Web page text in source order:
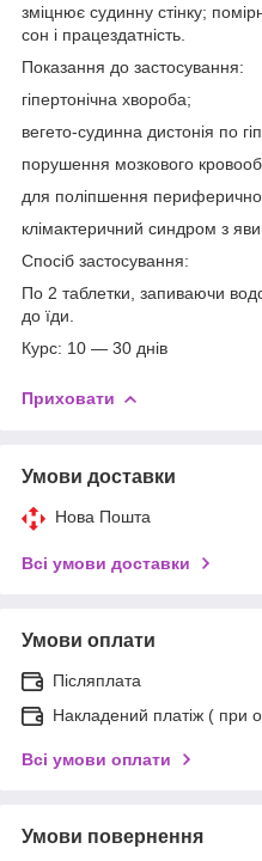
зміцнює судинну стінку;
сон і працездатність.
Показання до застосування:
гіпертонічна хвороба;
вегето-судинна дистонія по
порушення мозкового
для поліпшення
клімактеричний синдром з
Спосіб застосування:
По 2 таблетки, запиваючи
до їди.
Курс: 10 — 30 днів
Приховати
Умови доставки
Нова Пошта
Всі умови доставки
Умови оплати
Післяплата
Накладений платіж ( при
Всі умови оплати
Умови повернення